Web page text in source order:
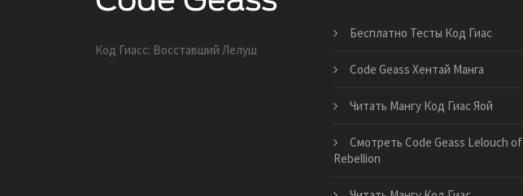
Код Гиасс: Восставший Лелуш
Бесплатно Тесты Код Гиас
Code Geass Хентай Манга
Читать Мангу Код Гиас Яой
Смотреть Code Geass Lelouch of
Rebellion